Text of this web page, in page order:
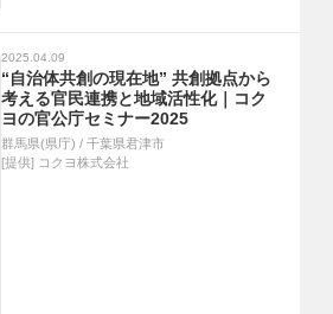
2025.04.09
“自治体共創の現在地” 共創拠点から
考える官民連携と地域活性化｜コク
ヨの官公庁セミナー2025
群馬県(県庁) / 千葉県君津市
[提供] コクヨ株式会社